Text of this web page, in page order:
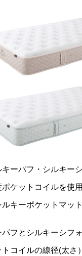
キーパフ・シルキー
ポケットコイルを使
ルキーポケットマッ
パフとシルキーシフ
トコイルの線径(太さ